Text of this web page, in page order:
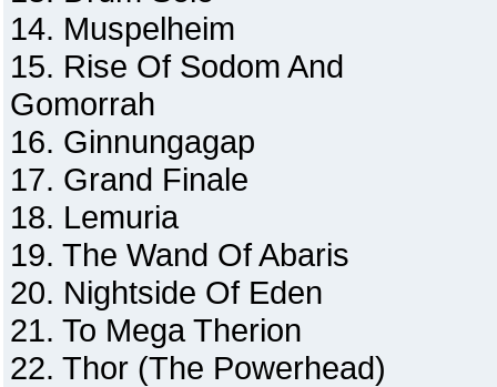
14. Muspelheim
15. Rise Of Sodom And
Gomorrah
16. Ginnungagap
17. Grand Finale
18. Lemuria
19. The Wand Of Abaris
20. Nightside Of Eden
21. To Mega Therion
22. Thor (The Powerhead)